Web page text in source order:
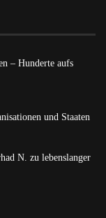
– Hunderte aufs
und Staaten
N. zu lebenslanger